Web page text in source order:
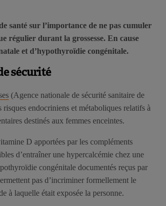
santé sur l’importance de ne pas cumuler
régulier durant la grossesse. En cause
et d’hypothyroïdie congénitale.
sécurité
(Agence nationale de sécurité sanitaire de
endocriniens et métaboliques relatifs à
destinés aux femmes enceintes.
D apportées par les compléments
d’entraîner une hypercalcémie chez une
congénitale documentés reçus par
pas d’incriminer formellement le
à laquelle était exposée la personne.